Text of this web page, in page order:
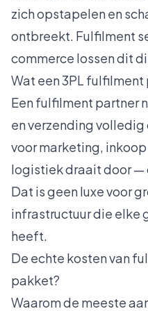
zich opstapelen en
ontbreekt. Fulfilment
commerce lossen dit
Wat een 3PL
Eenfulfilment partner
en verzending volledig
voor marketing,
logistiek draait door —
Dat is geen luxe voor
infrastructuur die elke
heeft.
De echte kosten van
pakket?
Waarom de meeste